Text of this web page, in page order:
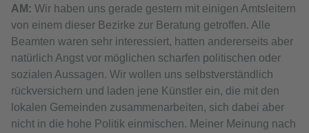
АМ: Wir haben uns gerade gestern mit einigen Amtsleitern
von einem dieser Bezirke zur Beratung getroffen. Alle
Beamten waren sehr interessiert, hatten andererseits aber
natürlich Angst vor möglichen scharfen politischen oder
sozialen Aussagen. Wir wollen uns selbstverständlich
rückversichern und laden jene Künstler ein, die mit den
lokalen Gemeinden zusammenarbeiten, sich dabei aber
nicht in die hohe Politik einmischen. Meiner Meinung nach